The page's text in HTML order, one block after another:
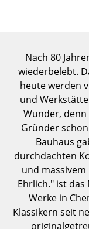
Aufbewahren
Regale &
Bücherregale
Wandregale
Sideboards
TV Möbel
Beistell- &
Nach 80
wiederbelebt.
heute werden
und
Wunder,
Gründer
Bauhaus
durchdachten
und massivem
Ehrlich." ist
Werke in
Klassikern seit